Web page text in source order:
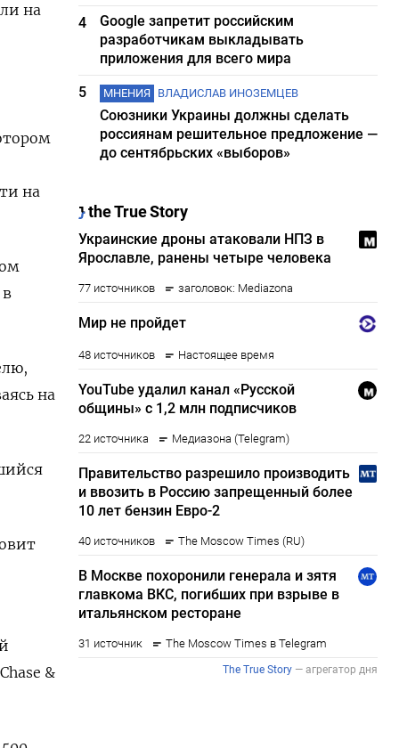
на
на
на
&
4
Google запретит российским
разработчикам выкладывать
приложения для всего мира
5
МНЕНИЯ ВЛАДИСЛАВ ИНОЗЕМЦЕВ
Союзники Украины должны сделать
россиянам решительное предложение —
до сентябрьских «выборов»